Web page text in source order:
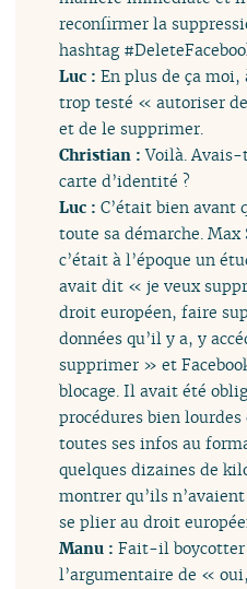
reconfirmer la
hashtag
Luc :En plus de ça moi,
trop testé « autoriser
et de le supprimer.
Christian :Voilà. Avais-
carte d’identité ?
Luc :C’était bien avant
toute sa démarche.
c’était à l’époque un
avait dit « je veux
droit européen, faire
données qu’il y a, y
supprimer » et
blocage. Il avait été
procédures bien
toutes ses infos au
quelques dizaines de
montrer qu’ils
se plier au droit
Manu :Fait-il boycotter
l’argumentaire de «